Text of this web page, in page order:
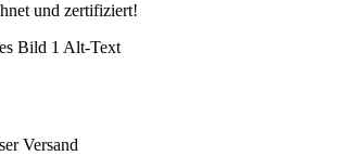
und zertifiziert!
Versand